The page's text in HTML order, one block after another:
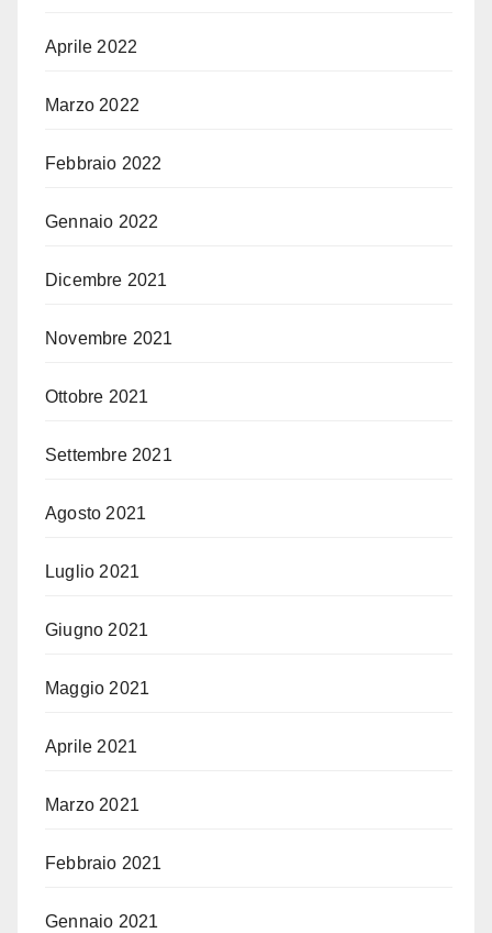
Aprile 2022
Marzo 2022
Febbraio 2022
Gennaio 2022
Dicembre 2021
Novembre 2021
Ottobre 2021
Settembre 2021
Agosto 2021
Luglio 2021
Giugno 2021
Maggio 2021
Aprile 2021
Marzo 2021
Febbraio 2021
Gennaio 2021